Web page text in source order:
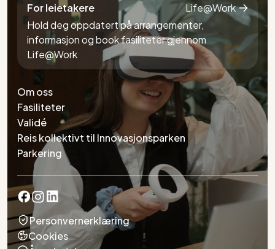
Om oss
Fasiliteter
Validé
Reis kollektivt til Innovasjonsparken
Parkering
For leietakere
Life@Work
Hold deg oppdatert på arrangementer,
informasjon og book fasiliteter gjennom
Life@Work
Personvernerklæring
Cookies